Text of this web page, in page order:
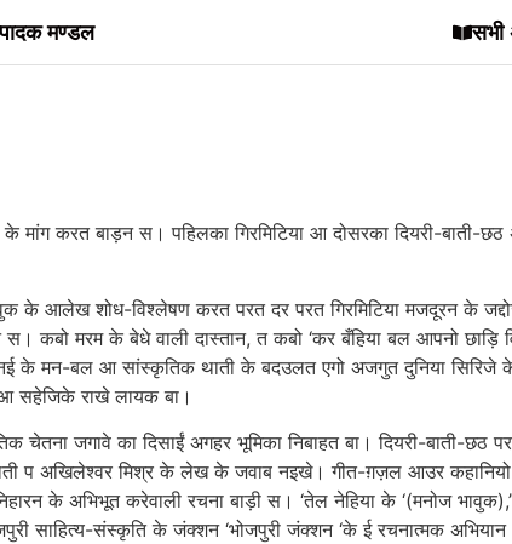
मण्डल
करत बाड़न स। पहिलका गिरमिटिया आ दोसरका दियरी-बाती-
भावुक के आलेख शोध-विश्लेषण करत परत दर परत गिरमिटिया मजदूरन
कबो मरम के बेधे वाली दास्तान, त कबो ‘कर बँहिया बल आपनो
मनई के मन-बल आ सांस्कृतिक थाती के बदउलत एगो अजगुत दुनिया
सहेजिके राखे लायक बा।
जगावे का दिसाईं अगहर भूमिका निबाहत बा। दियरी-बाती-
प अखिलेश्वर मिश्र के लेख के जवाब नइखे। गीत-ग़ज़ल आउर
के अभिभूत करेवाली रचना बाड़ी स। ‘तेल नेहिया के ‘(मनोज
साहित्य-संस्कृति के जंक्शन ‘भोजपुरी जंक्शन ‘के ई रचनात्मक